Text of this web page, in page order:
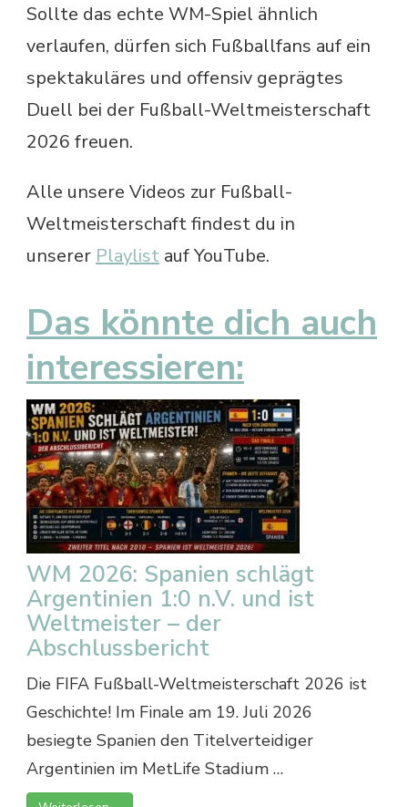
Sollte das echte WM-Spiel ähnlich
verlaufen, dürfen sich Fußballfans auf ein
spektakuläres und offensiv geprägtes
Duell bei der Fußball-Weltmeisterschaft
2026 freuen.
Alle unsere Videos zur Fußball-
Weltmeisterschaft findest du in
unserer Playlist auf YouTube.
Das könnte dich auch
interessieren:
WM 2026: Spanien schlägt
Argentinien 1:0 n.V. und ist
Weltmeister – der
Abschlussbericht
Die FIFA Fußball-Weltmeisterschaft 2026 ist
Geschichte! Im Finale am 19. Juli 2026
besiegte Spanien den Titelverteidiger
Argentinien im MetLife Stadium …